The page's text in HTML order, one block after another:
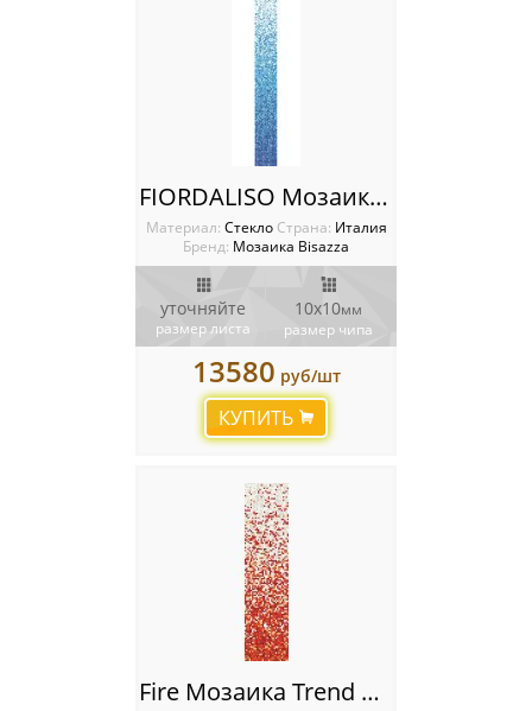
FIORDALISO Мозаика Bisazza SHADING BLENDS 10
Материал: Стекло Cтрана: Италия
Бренд: Мозаика Bisazza
уточняйте
размер листа
10x10мм
размер чипа
13580 руб/шт
КУПИТЬ
Fire Мозаика Trend Растяжки (Shading Blend)